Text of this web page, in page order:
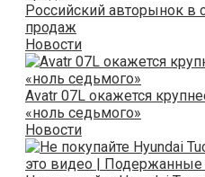
Российский авторынок в
продаж
Новости
Avatr 07L окажется
«ноль седьмого»
Новости